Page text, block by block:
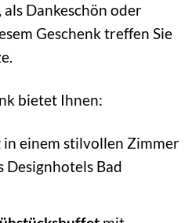
Dankeschön oder
Geschenk treffen Sie
bietet Ihnen:
in einem stilvollen Zimmer
Designhotels Bad